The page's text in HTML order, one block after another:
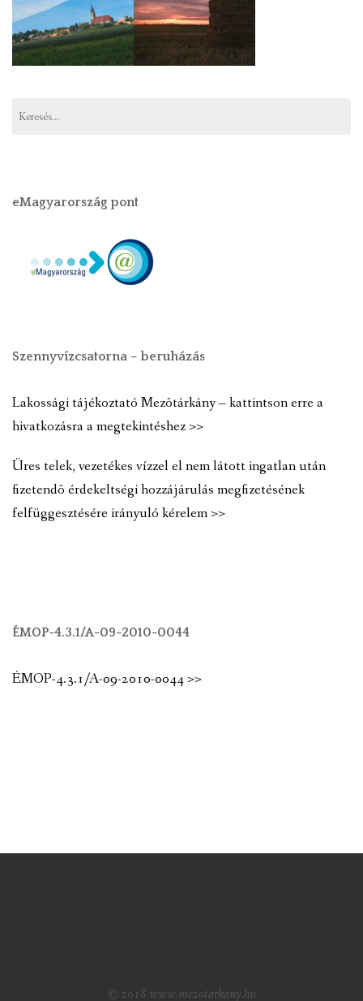
eMagyarország pont
Szennyvízcsatorna – beruházás
Lakossági tájékoztató Mezõtárkány – kattintson erre a
hivatkozásra a megtekintéshez >>
Üres telek, vezetékes vízzel el nem látott ingatlan után
fizetendõ érdekeltségi hozzájárulás megfizetésének
felfüggesztésére irányuló kérelem >>
ÉMOP-4.3.1/A-09-2010-0044
ÉMOP-4.3.1/A-09-2010-0044 >>
© 2018 www.mezotarkany.hu